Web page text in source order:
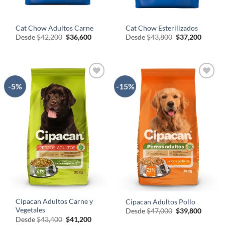
Cat Chow Adultos Carne
Desde$42,200 El
precio
$42,200.
$36,600El
$36,600.
Cat Chow Esterilizados
Desde$43,800 El
precio
$43,800.
$37,200El
-5%
AÑADIR
A LA
DE
DESEOS
Cipacan​ Adultos Carne y
Vegetales
Desde$43,400 El
$41,200El
-15%
AÑADIR
A LA
LISTA
DE
DESEOS
Cipacan​ Adultos Pollo
Desde$47,000 El
precio
$39,800El